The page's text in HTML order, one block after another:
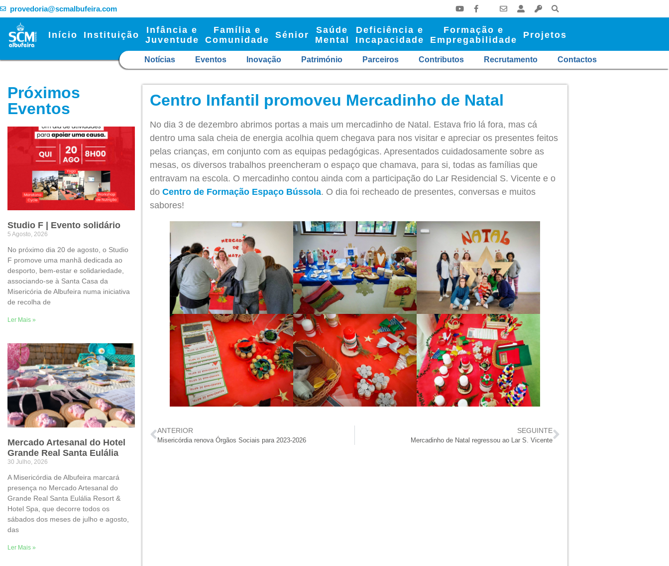
provedoria@scmalbufeira.com
Início Instituição
Infância e
Juventude
Família e
Comunidade
Sénior
Saúde
Mental
Deficiência e
Incapacidade
Formação e
Empregabilidade
Projetos
Notícias Eventos Inovação Património Parceiros Contributos Recrutamento Contactos
Próximos
Eventos
Studio F | Evento solidário
5 Agosto, 2026
No próximo dia 20 de agosto, o Studio
F promove uma manhã dedicada ao
desporto, bem-estar e solidariedade,
associando-se à Santa Casa da
Misericória de Albufeira numa iniciativa
de recolha de
Ler Mais »
Mercado Artesanal do Hotel
Grande Real Santa Eulália
30 Julho, 2026
A Misericórdia de Albufeira marcará
presença no Mercado Artesanal do
Grande Real Santa Eulália Resort &
Hotel Spa, que decorre todos os
sábados dos meses de julho e agosto,
das
Ler Mais »
Centro Infantil promoveu Mercadinho de Natal
No dia 3 de dezembro abrimos portas a mais um mercadinho de Natal. Estava frio lá fora, mas cá
dentro uma sala cheia de energia acolhia quem chegava para nos visitar e apreciar os presentes feitos
pelas crianças, em conjunto com as equipas pedagógicas. Apresentados cuidadosamente sobre as
mesas, os diversos trabalhos preencheram o espaço que chamava, para si, todas as famílias que
entravam na escola. O mercadinho contou ainda com a participação do Lar Residencial S. Vicente e o
do Centro de Formação Espaço Bússola. O dia foi recheado de presentes, conversas e muitos
sabores!
ANTERIOR
Misericórdia renova Órgãos Sociais para 2023-2026
SEGUINTE
Mercadinho de Natal regressou ao Lar S. Vicente